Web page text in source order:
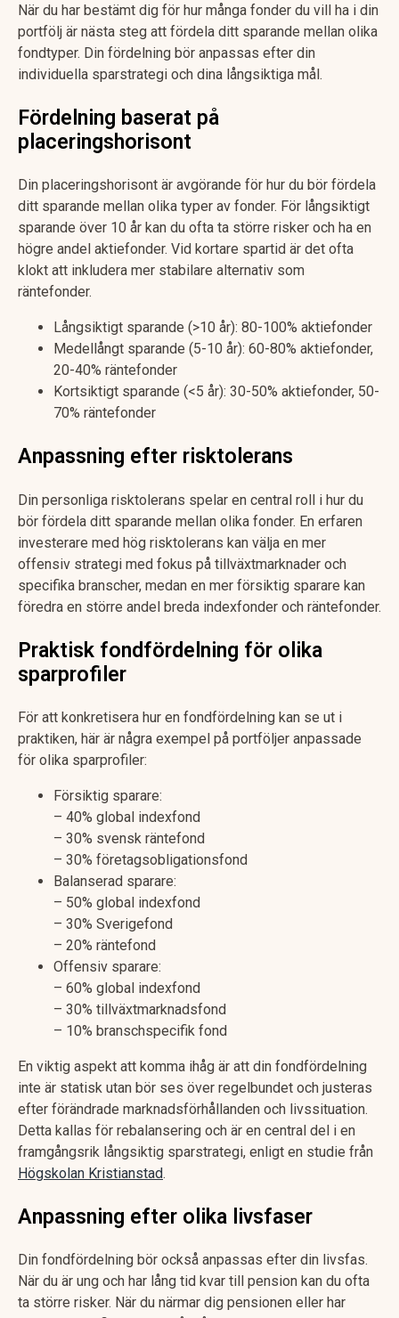
När du har bestämt dig för hur många fonder du vill ha i din
portfölj är nästa steg att fördela ditt sparande mellan olika
fondtyper. Din fördelning bör anpassas efter din
individuella sparstrategi och dina långsiktiga mål.
Fördelning baserat på
placeringshorisont
Din placeringshorisont är avgörande för hur du bör fördela
ditt sparande mellan olika typer av fonder. För långsiktigt
sparande över 10 år kan du ofta ta större risker och ha en
högre andel aktiefonder. Vid kortare spartid är det ofta
klokt att inkludera mer stabilare alternativ som
räntefonder.
Långsiktigt sparande (>10 år): 80-100% aktiefonder
Medellångt sparande (5-10 år): 60-80% aktiefonder,
20-40% räntefonder
Kortsiktigt sparande (<5 år): 30-50% aktiefonder, 50-
70% räntefonder
Anpassning efter risktolerans
Din personliga risktolerans spelar en central roll i hur du
bör fördela ditt sparande mellan olika fonder. En erfaren
investerare med hög risktolerans kan välja en mer
offensiv strategi med fokus på tillväxtmarknader och
specifika branscher, medan en mer försiktig sparare kan
föredra en större andel breda indexfonder och räntefonder.
Praktisk fondfördelning för olika
sparprofiler
För att konkretisera hur en fondfördelning kan se ut i
praktiken, här är några exempel på portföljer anpassade
för olika sparprofiler:
Försiktig sparare:
– 40% global indexfond
– 30% svensk räntefond
– 30% företagsobligationsfond
Balanserad sparare:
– 50% global indexfond
– 30% Sverigefond
– 20% räntefond
Offensiv sparare:
– 60% global indexfond
– 30% tillväxtmarknadsfond
– 10% branschspecifik fond
En viktig aspekt att komma ihåg är att din fondfördelning
inte är statisk utan bör ses över regelbundet och justeras
efter förändrade marknadsförhållanden och livssituation.
Detta kallas för rebalansering och är en central del i en
framgångsrik långsiktig sparstrategi, enligt en studie från
Högskolan Kristianstad.
Anpassning efter olika livsfaser
Din fondfördelning bör också anpassas efter din livsfas.
När du är ung och har lång tid kvar till pension kan du ofta
ta större risker. När du närmar dig pensionen eller har